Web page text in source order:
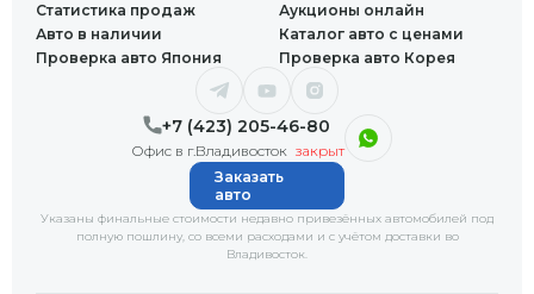
+7 (423) 205-46-80
Офис в г.Владивосток закрыт
Статистика продаж
Аукционы онлайн
Авто в наличии
Каталог авто с ценами
Проверка авто Япония
Проверка авто Корея
Указаны финальные стоимости недавно привезённых автомобилей под
полную пошлину, со всеми расходами и с учётом доставки во
Владивосток.
Заказать
авто